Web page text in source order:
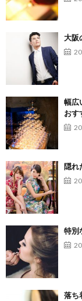
大阪
幅広
おす
隠れ
特別
落ち